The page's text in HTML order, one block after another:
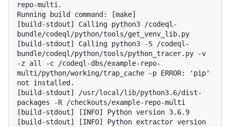
repo-multi.
Running build command: [make]
[build-stdout] Calling python3 /codeql-
bundle/codeql/python/tools/get_venv_lib.py
[build-stdout] Calling python3 -S /codeql-
bundle/codeql/python/tools/python_tracer.py -v
-z all -c /codeql-dbs/example-repo-
multi/python/working/trap_cache -p ERROR: 'pip'
not installed.
[build-stdout] /usr/local/lib/python3.6/dist-
packages -R /checkouts/example-repo-multi
[build-stdout] [INFO] Python version 3.6.9
[build-stdout] [INFO] Python extractor version